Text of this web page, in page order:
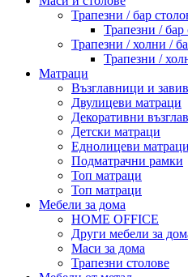
Трапезни / бар
Трапезни / бар
Трапезни / холни /
Трапезни /
Матраци
Възглавници и
Двулицеви матраци
Декоративни
Детски матраци
Еднолицеви матраци
Подматрачни рамки
Топ матраци
Топ матраци
Мебели за дома
HOME OFFICE
Други мебели за
Маси за дома
Трапезни столове